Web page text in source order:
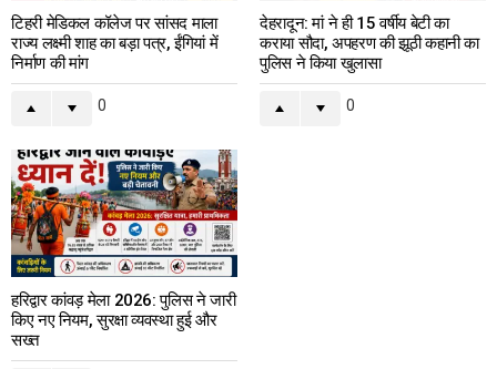
टिहरी मेडिकल कॉलेज पर सांसद माला
राज्य लक्ष्मी शाह का बड़ा पत्र, ईंगियां में
निर्माण की मांग
0
देहरादून: मां ने ही 15 वर्षीय बेटी का
कराया सौदा, अपहरण की झूठी कहानी का
पुलिस ने किया खुलासा
0
हरिद्वार कांवड़ मेला 2026: पुलिस ने जारी
किए नए नियम, सुरक्षा व्यवस्था हुई और
सख्त